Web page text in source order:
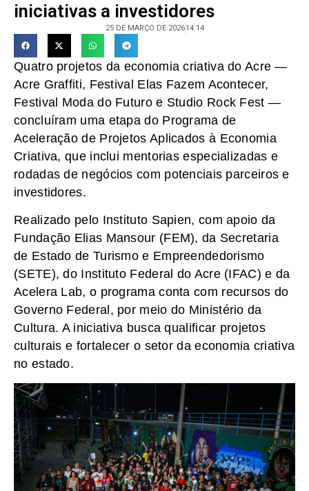
iniciativas a investidores
25 DE MARÇO DE 202614:14
Quatro projetos da economia criativa do Acre —
Acre Graffiti, Festival Elas Fazem Acontecer,
Festival Moda do Futuro e Studio Rock Fest —
concluíram uma etapa do Programa de
Aceleração de Projetos Aplicados à Economia
Criativa, que inclui mentorias especializadas e
rodadas de negócios com potenciais parceiros e
investidores.
Realizado pelo Instituto Sapien, com apoio da
Fundação Elias Mansour (FEM), da Secretaria
de Estado de Turismo e Empreendedorismo
(SETE), do Instituto Federal do Acre (IFAC) e da
Acelera Lab, o programa conta com recursos do
Governo Federal, por meio do Ministério da
Cultura. A iniciativa busca qualificar projetos
culturais e fortalecer o setor da economia criativa
no estado.